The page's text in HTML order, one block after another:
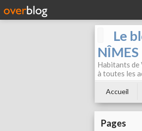
Le
NÎMES
Habitants de
à toutes les
Accueil
Pages